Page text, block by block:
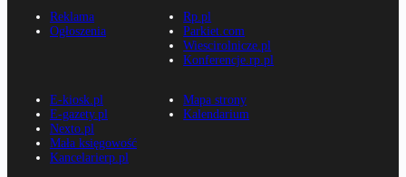
Reklama
Ogłoszenia
Rp.pl
Parkiet.com
Wiescirolnicze.pl
Konferencje.rp.pl
E-kiosk.pl
E-gazety.pl
Nexto.pl
Mała księgowość
Kancelarierp.pl
Mapa strony
Kalendarium